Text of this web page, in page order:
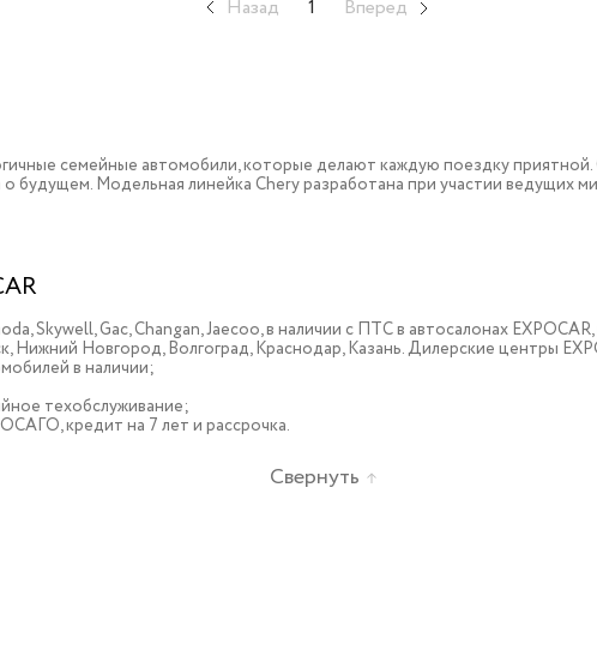
Назад 1 Вперед
семейные автомобили, которые делают каждую поездку
о будущем. Модельная линейка Chery разработана при участии ведущих
Skywell, Gac, Changan, Jaecoo, в наличии c ПТС в автосалонах
Нижний Новгород, Волгоград, Краснодар, Казань. Дилерские центры
в наличии;
техобслуживание;
кредит на 7 лет и рассрочка.
Свернуть